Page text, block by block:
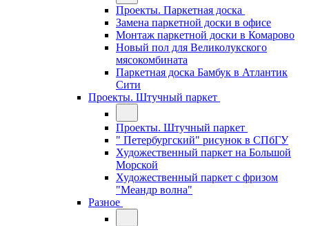
Проекты. Паркетная доска
Замена паркетной доски в офисе
Монтаж паркетной доски в Комарово
Новый пол для Великолукского
мясокомбината
Паркетная доска Бамбук в Атлантик
Сити
Проекты. Штучный паркет
Проекты. Штучный паркет
" Петербургский" рисунок в СПбГУ
Художественный паркет на Большой
Морской
Художественный паркет с фризом
"Меандр волна"
Разное